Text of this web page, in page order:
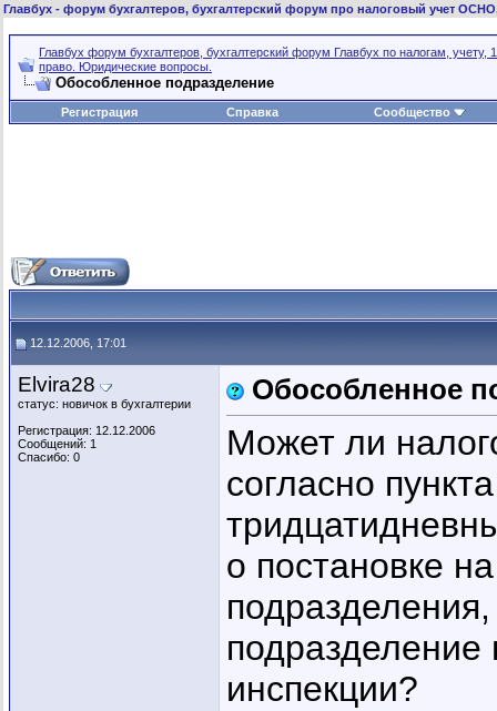
Главбух - форум бухгалтеров, бухгалтерский форум про налоговый учет
Главбух форум бухгалтеров, бухгалтерский форум Главбух по налогам, учету,
право. Юридические вопросы.
Обособленное подразделение
Регистрация Справка Сообщество
12.12.2006, 17:01
Elvira28
статус: новичок в бухгалтерии
Регистрация: 12.12.2006
Сообщений: 1
Спасибо: 0
Обособленное
Может ли
согласно
о постановке
подразделение
инспекции?